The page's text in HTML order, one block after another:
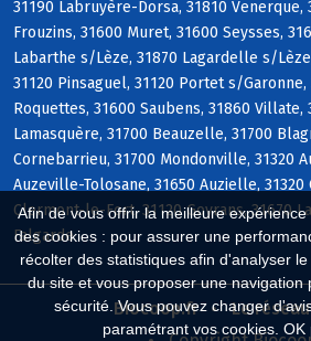
Afin de vous offrir la meilleure
des cookies : pour assurer une
récolter des statistiques afin d'analyser
du site et vous proposer une navigation
sécurité. Vous pouvez changer
paramétrant vos cookies. OK
31190 Labruyère-Dorsa, 31810 Venerque,
Frouzins, 31600 Muret, 31600 Seysses,
Labarthe s/Lèze, 31870 Lagardelle s/
31120 Pinsaguel, 31120 Portet s/Garonne,
Roquettes, 31600 Saubens, 31860 Villate,
Lamasquère, 31700 Beauzelle, 31700
Cornebarrieu, 31700 Mondonville, 31320
Auzeville-Tolosane, 31650 Auzielle, 31320
Clermont-le-Fort, 31120 Goyrans, 31670
Falgarde
Biocoop.fr
Le